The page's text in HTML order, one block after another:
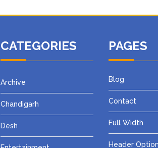
CATEGORIES
Archive
Chandigarh
Desh
PAGES
Blog
Contact
Full Width
Header